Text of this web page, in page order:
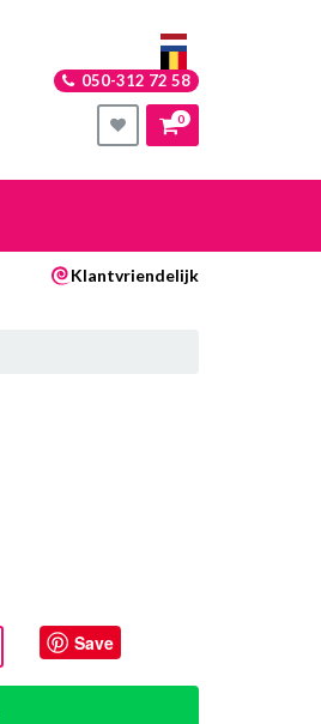
050-312 72 58
0
Klantvriendelijk
Save